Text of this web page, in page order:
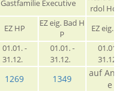
Gastfamilie Executive
rdol
EZ HP
EZ eig. Bad H
P
EZ eig.
01.01. -
31.12.
01.01. -
31.12.
01.01.
1269 1349
auf
e